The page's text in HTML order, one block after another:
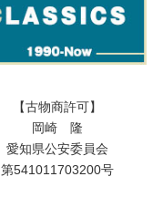
【古物商許可】
岡崎 隆
愛知県公安委員会
第541011703200号